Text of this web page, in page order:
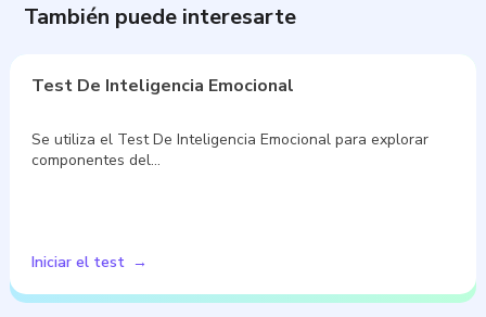
También puede interesarte
Test De Inteligencia Emocional
Se utiliza el Test De Inteligencia Emocional para explorar
componentes del…
Iniciar el test